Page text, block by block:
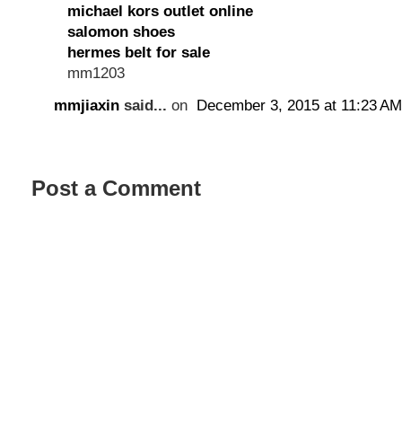
michael kors outlet online
salomon shoes
hermes belt for sale
mm1203
mmjiaxin said... on December 3, 2015 at 11:23 AM
Post a Comment